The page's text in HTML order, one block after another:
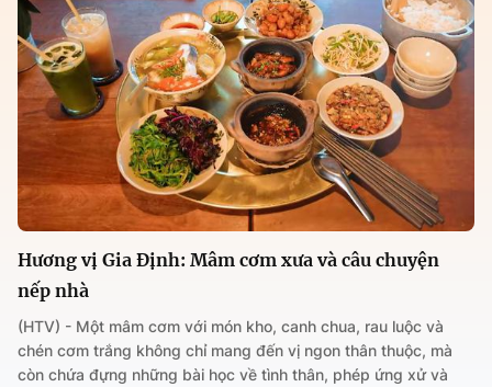
Hương vị Gia Định: Mâm cơm xưa và câu chuyện
nếp nhà
(HTV) - Một mâm cơm với món kho, canh chua, rau luộc và
chén cơm trắng không chỉ mang đến vị ngon thân thuộc, mà
còn chứa đựng những bài học về tình thân, phép ứng xử và